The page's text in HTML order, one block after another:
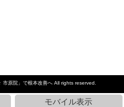
市原院」で根本改善へAll rights reserved.
モバイル表示